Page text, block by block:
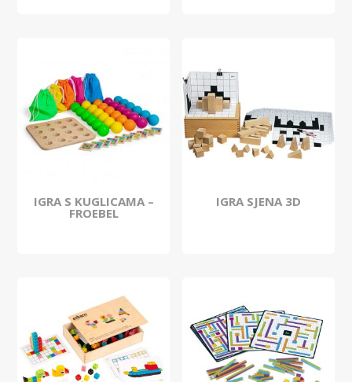
IGRA S KUGLICAMA –
FROEBEL
IGRA SJENA 3D